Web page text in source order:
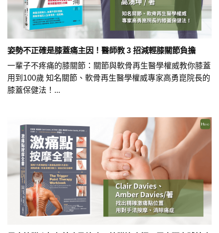
姿勢不正確是膝蓋痛主因！醫師教 3 招減輕膝關節負擔
一輩子不疼痛的膝關節：關節與軟骨再生醫學權威教你膝蓋
用到100歲 知名關節、軟骨再生醫學權威專家高勇崑院長的
膝蓋保健法！...